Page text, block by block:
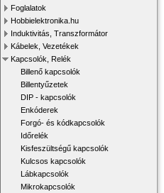
Foglalatok
Hobbielektronika.hu
Induktivitás, Transzformátor
Kábelek, Vezetékek
Kapcsolók, Relék
Billenő kapcsolók
Billentyűzetek
DIP - kapcsolók
Enkóderek
Forgó- és kódkapcsolók
Időrelék
Kisfeszültségű kapcsolók
Kulcsos kapcsolók
Lábkapcsolók
Mikrokapcsolók